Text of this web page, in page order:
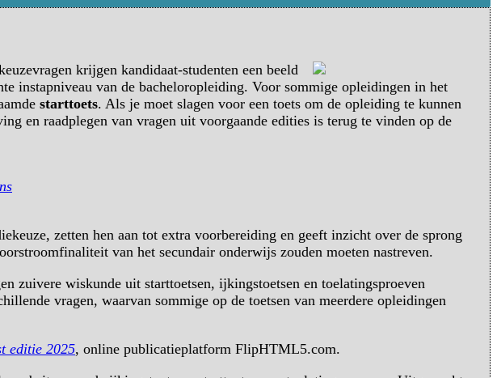
krijgen kandidaat-studenten een beeld
instapniveau van de bacheloropleiding. Voor sommige opleidingen in het
starttoets. Als je moet slagen voor een toets om de opleiding te kunnen
en raadplegen van vragen uit voorgaande edities is terug te vinden op de
zetten hen aan tot extra voorbereiding en geeft inzicht over de sprong
van het secundair onderwijs zouden moeten nastreven.
zuivere wiskunde uit starttoetsen, ijkingstoetsen en toelatingsproeven
vragen, waarvan sommige op de toetsen van meerdere opleidingen
editie 2025, online publicatieplatform FlipHTML5.com.